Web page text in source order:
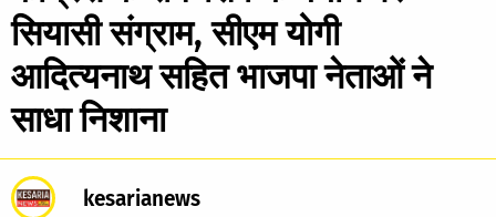
सियासी संग्राम, सीएम योगी
आदित्यनाथ सहित भाजपा नेताओं ने
साधा निशाना
kesarianews